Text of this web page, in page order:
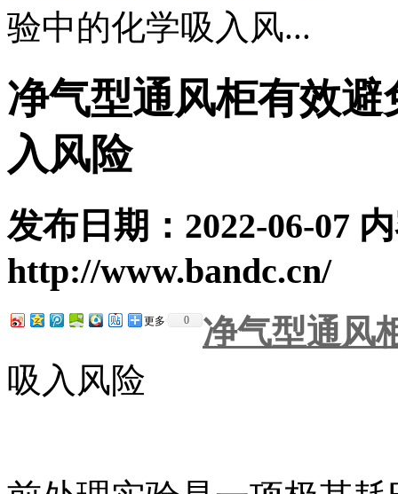
验中的化学吸入风...
净气型通风柜有效
入风险
发布日期：2022-06-07
http://www.bandc.cn/
更多 0
净气型通风
吸入风险